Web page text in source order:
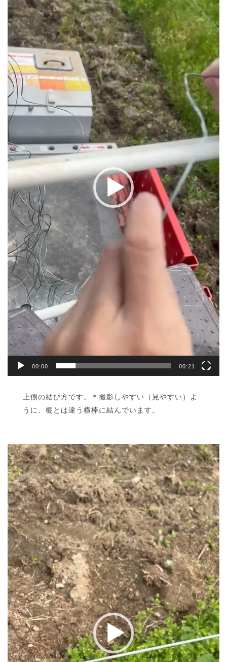
動
画
プ
レ
ー
ヤ
ー
00:00 00:21
上側の結び方です。＊撮影しやすい（見やすい）よ
うに、棚とは違う横棒に結んでいます。
動
画
プ
レ
ー
ヤ
ー